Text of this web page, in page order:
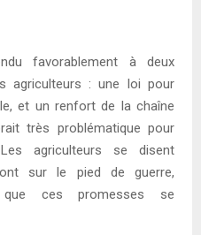
favorablement à deux
agriculteurs : une loi pour
et un renfort de la chaîne
très problématique pour
agriculteurs se disent
sur le pied de guerre,
que ces promesses se